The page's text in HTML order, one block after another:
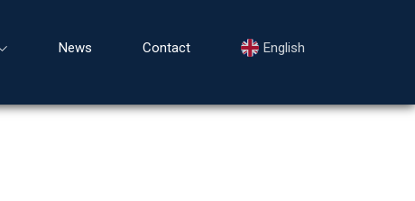
News Contact English